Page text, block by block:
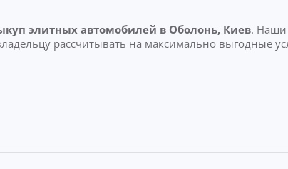
элитных автомобилей в Оболонь, Киев. Наши
рассчитывать на максимально выгодные